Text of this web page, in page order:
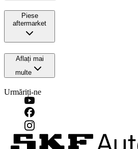
Piese
aftermarket
Aflați mai
multe
Urmăriți-ne